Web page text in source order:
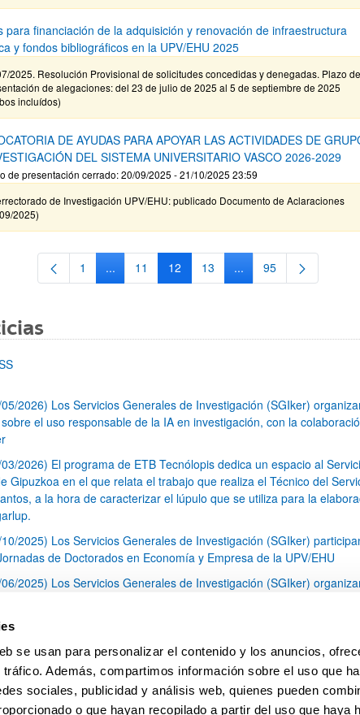
se usan para personalizar el contenido y los anuncios,
Además, compartimos información sobre el uso que
sociales, publicidad y análisis web, quienes pueden
o que hayan recopilado a partir del uso que haya
para financiación de la adquisición y renovación de infraestructura
y fondos bibliográficos en la UPV/EHU 2025
2025. Resolución Provisional de solicitudes concedidas y denegadas. Plazo de
de alegaciones: del 23 de julio de 2025 al 5 de septiembre de 2025
incluídos)
DE AYUDAS PARA APOYAR LAS ACTIVIDADES DE
DEL SISTEMA UNIVERSITARIO VASCO 2026-2029
de presentación cerrado: 20/09/2025 - 21/10/2025 23:59
de Investigación UPV/EHU: publicado Documento de Aclaraciones
2025)
Página
1 ...Páginas intermedias Use TAB para desplazarse.
Página
11 Página
12 Página
13 ...Páginas intermedias
Página
95
2026) Los Servicios Generales de Investigación (SGIker)
el uso responsable de la IA en investigación, con la
2026) El programa de ETB Tecnólopis dedica un espacio al
Gipuzkoa en el que relata el trabajo que realiza el Técnico del
a la hora de caracterizar el lúpulo que se utiliza para la
2025) Los Servicios Generales de Investigación (SGIker)
de Doctorados en Economía y Empresa de la UPV/EHU
2025) Los Servicios Generales de Investigación (SGIker)
química de dos variedades de lúpulo silvestre
Página
1 Página
2 Página
3 ...
Páginas intermedias Use TAB
Página
79